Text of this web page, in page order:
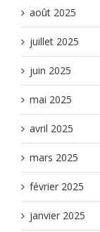
août 2025
juillet 2025
juin 2025
mai 2025
avril 2025
mars 2025
février 2025
janvier 2025